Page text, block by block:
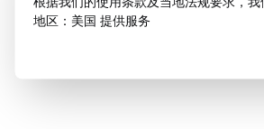
地区：美国 提供服务